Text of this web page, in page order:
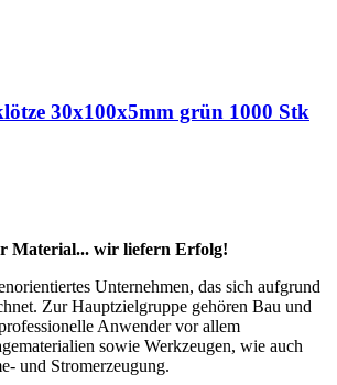
30x100x5mm grün 1000 Stk
Material... wir liefern Erfolg!
Unternehmen, das sich aufgrund
Zur Hauptzielgruppe gehören Bau und
Anwender vor allem
sowie Werkzeugen, wie auch
und Stromerzeugung.